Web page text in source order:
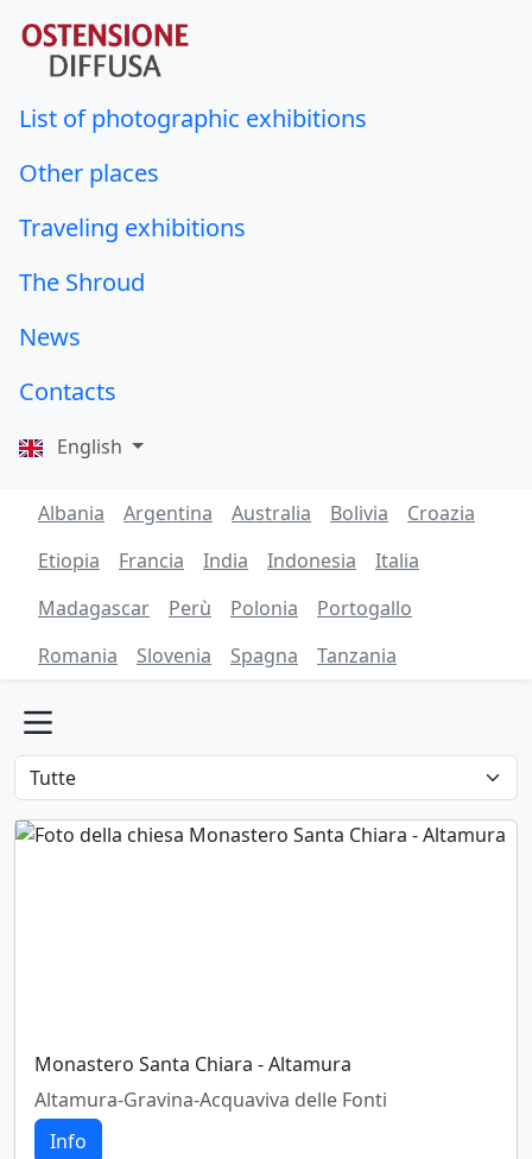
List of photographic exhibitions
Other places
Traveling exhibitions
The Shroud
News
Contacts
English
Albania Argentina Australia Bolivia
Croazia
Etiopia
Francia India Indonesia
Italia
Madagascar
Perù Polonia
Portogallo
Romania
Slovenia Spagna Tanzania
Monastero Santa Chiara - Altamura
Altamura-Gravina-Acquaviva delle Fonti
Info